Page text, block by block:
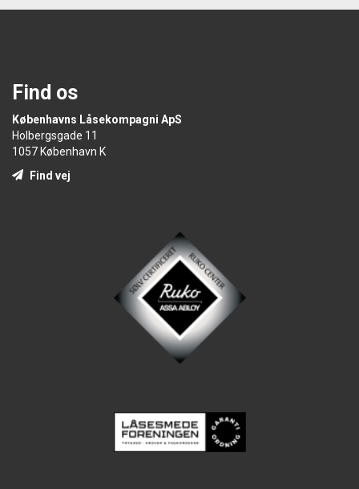
Find os
Københavns Låsekompagni ApS
Holbergsgade 11
1057 København K
Find vej